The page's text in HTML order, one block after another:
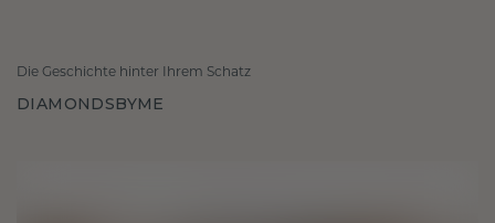
Die Geschichte hinter Ihrem Schatz
DIAMONDSBYME